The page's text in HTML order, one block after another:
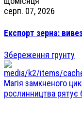
серп. 07, 2026
Експорт зерна:
Збереження грунту
Магія замкненого
рослинництва рятує